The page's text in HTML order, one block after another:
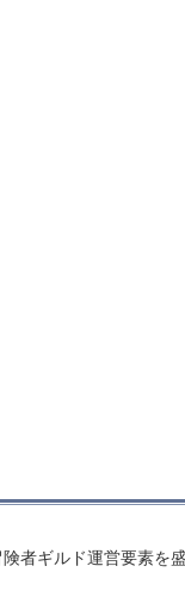
者ギルド運営要素を